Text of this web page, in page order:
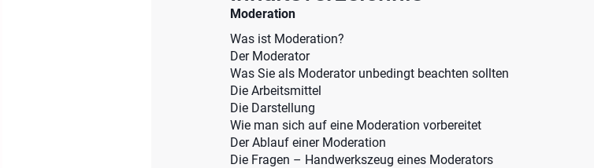
Moderation
Was ist Moderation?
Der Moderator
Was Sie als Moderator unbedingt beachten sollten
Die Arbeitsmittel
Die Darstellung
Wie man sich auf eine Moderation vorbereitet
Der Ablauf einer Moderation
Die Fragen – Handwerkszeug eines Moderators